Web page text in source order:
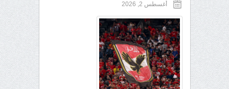
أغسطس 2, 2026